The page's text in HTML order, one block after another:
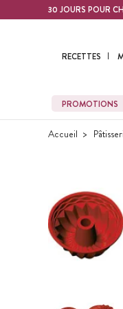
Contenu principal30 JOURS POUR
RECETTES
PROMOTIONS
Accueil